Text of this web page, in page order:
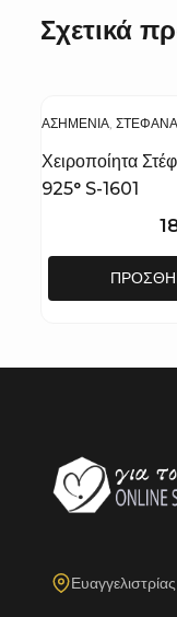
Σχετικά
ΑΣΗΜΈΝΙΑ
Χειροποίητα
925° S-1601